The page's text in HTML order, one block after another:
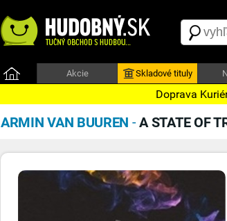
Akcie Skladové tituly
Doprava
ARMIN VAN BUUREN -A STATE OF